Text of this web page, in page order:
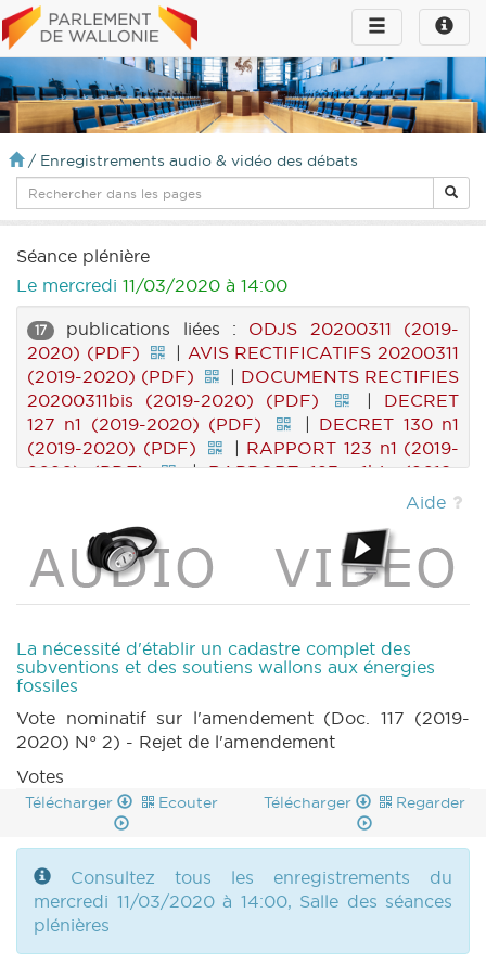
Toggle
infos
Toggle
navigation
/ Enregistrements audio & vidéo des débats
Séance plénière
Le mercredi 11/03/2020 à 14:00
17 publications liées : ODJS 20200311 (2019-
2020) (PDF)
| AVIS RECTIFICATIFS 20200311
(2019-2020) (PDF)
| DOCUMENTS RECTIFIES
20200311bis (2019-2020) (PDF)
| DECRET
127 n1 (2019-2020) (PDF)
| DECRET 130 n1
(2019-2020) (PDF)
| RAPPORT 123 n1 (2019-
2020) (PDF)
|RAPPORT 123 n1bis (2019-
MOTION 117 n1 (2019-2020)
| MOTION 118 n1 (2019-2020) (PDF)
|
MOTION 118 n2 (2019-2020) (PDF)
|MOTION
118 n3 (2019-2020) (PDF)
|MOTION 118 n4
(PDF)
|CRI 17 (2019-2020) (PDF)
COMMU 20200311 (2019-2020) (PDF)
|QA 13
(2019-2020) (PDF)
Aide
La nécessité d'établir un cadastre complet des
subventions et des soutiens wallons aux énergies
fossiles
Vote nominatif sur l'amendement (Doc. 117 (2019-
2020) N° 2) - Rejet de l'amendement
Votes
Télécharger Ecouter Télécharger Regarder
Consultez tous les enregistrements du
mercredi 11/03/2020 à 14:00, Salle des séances
plénières